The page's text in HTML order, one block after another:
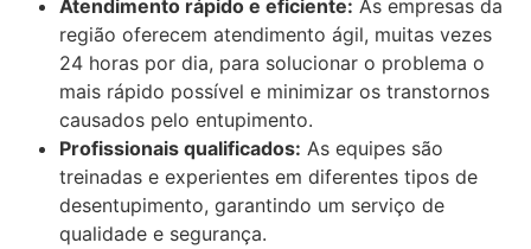
Atendimento rápido e eficiente: As empresas da
região oferecem atendimento ágil, muitas vezes
24 horas por dia, para solucionar o problema o
mais rápido possível e minimizar os transtornos
causados pelo entupimento.
Profissionais qualificados: As equipes são
treinadas e experientes em diferentes tipos de
desentupimento, garantindo um serviço de
qualidade e segurança.